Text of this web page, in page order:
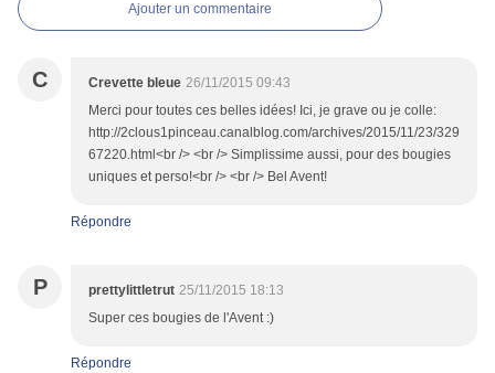
Ajouter un commentaire
C Crevette bleue 26/11/2015 09:43
Merci pour toutes ces belles idées! Ici, je grave ou je colle:
http://2clous1pinceau.canalblog.com/archives/2015/11/23/329
67220.html<br /> <br /> Simplissime aussi, pour des bougies
uniques et perso!<br /> <br /> Bel Avent!
Répondre
P prettylittletrut 25/11/2015 18:13
Super ces bougies de l'Avent :)
Répondre